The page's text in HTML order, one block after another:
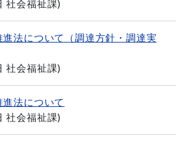
社会福祉課)
法について（調達方針・調達実
社会福祉課)
法について
社会福祉課)